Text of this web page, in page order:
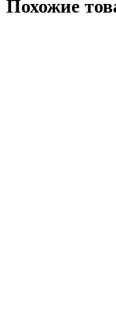
Похожие